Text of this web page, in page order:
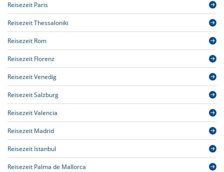
Reisezeit Paris
Reisezeit Thessaloniki
Reisezeit Rom
Reisezeit Florenz
Reisezeit Venedig
Reisezeit Salzburg
Reisezeit Valencia
Reisezeit Madrid
Reisezeit Istanbul
Reisezeit Palma de Mallorca